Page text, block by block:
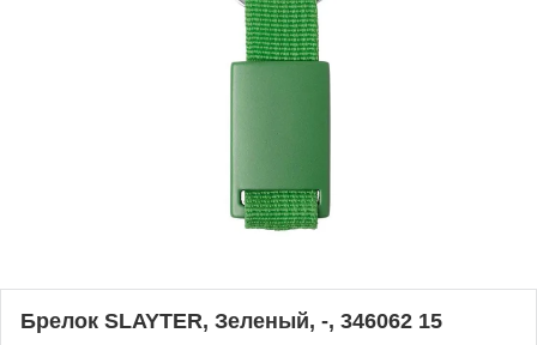
Брелок SLAYTER, Зеленый, -, 346062 15